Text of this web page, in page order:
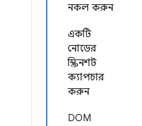
নকল করুন
একটি
নোডের
স্ক্রিনশট
ক্যাপচার
করুন
DOM